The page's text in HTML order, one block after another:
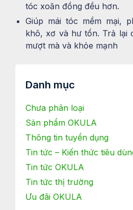
tóc xoăn đồng đều hơn.
Giúp mái tóc mềm mại,
khô, xơ và hư tổn. Trả lại
mượt mà và khỏe mạnh
Danh mục
Chưa phân loại
Sản phẩm OKULA
Thông tin tuyển dụng
Tin tức – Kiến thức tiêu
Tin tức OKULA
Tin tức thị trường
Ưu đãi OKULA